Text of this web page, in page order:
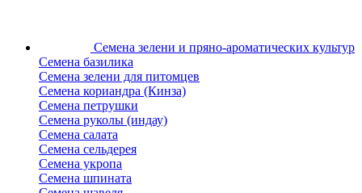
Семена зелени и пряно-ароматических культур
Семена базилика
Семена зелени для питомцев
Семена кориандра (Кинза)
Семена петрушки
Семена руколы (индау)
Семена салата
Семена сельдерея
Семена укропа
Семена шпината